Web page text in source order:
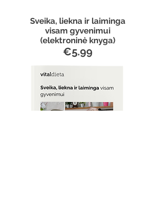
Sveika, liekna ir laiminga
visam gyvenimui
(elektroninė knyga)
€5.99